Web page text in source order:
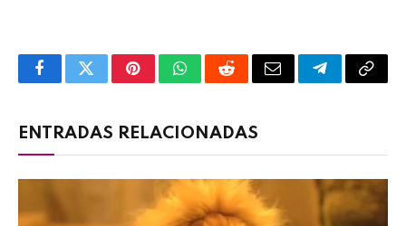
FacebookTwitterPinterestWhatsAppRedditEmail TelegramCopy
ENTRADAS RELACIONADAS